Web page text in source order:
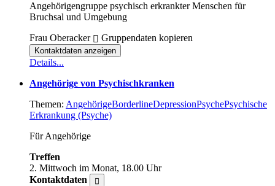
Angehörigengruppe psychisch erkrankter Menschen für
Bruchsal und Umgebung
Frau Oberacker
Gruppendaten kopieren
Kontaktdaten anzeigen
Details...
Angehörige von Psychischkranken
Themen: AngehörigeBorderlineDepressionPsychePsychische
Erkrankung (Psyche)
Für Angehörige
Treffen
2. Mittwoch im Monat, 18.00 Uhr
Kontaktdaten